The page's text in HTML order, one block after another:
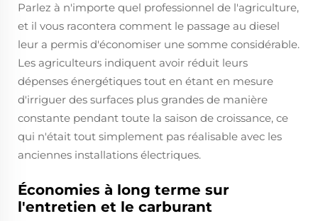
Parlez à n'importe quel professionnel de l'agriculture,
et il vous racontera comment le passage au diesel
leur a permis d'économiser une somme considérable.
Les agriculteurs indiquent avoir réduit leurs
dépenses énergétiques tout en étant en mesure
d'irriguer des surfaces plus grandes de manière
constante pendant toute la saison de croissance, ce
qui n'était tout simplement pas réalisable avec les
anciennes installations électriques.
Économies à long terme sur
l'entretien et le carburant